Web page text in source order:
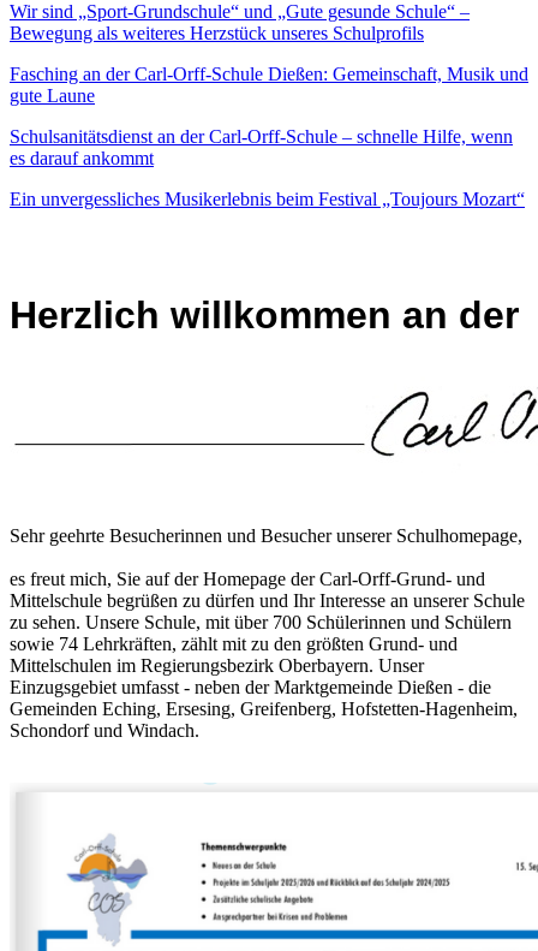
Wir sind „Sport-Grundschule“ und „Gute gesunde Schule“ –
Bewegung als weiteres Herzstück unseres Schulprofils
Fasching an der Carl-Orff-Schule Dießen: Gemeinschaft, Musik und
gute Laune
Schulsanitätsdienst an der Carl-Orff-Schule – schnelle Hilfe, wenn
es darauf ankommt
Ein unvergessliches Musikerlebnis beim Festival „Toujours Mozart“
Herzlich willkommen an der
Sehr geehrte Besucherinnen und Besucher unserer Schulhomepage,
es freut mich, Sie auf der Homepage der Carl-Orff-Grund- und
Mittelschule begrüßen zu dürfen und Ihr Interesse an unserer Schule
zu sehen. Unsere Schule, mit über 700 Schülerinnen und Schülern
sowie 74 Lehrkräften, zählt mit zu den größten Grund- und
Mittelschulen im Regierungsbezirk Oberbayern. Unser
Einzugsgebiet umfasst - neben der Marktgemeinde Dießen - die
Gemeinden Eching, Ersesing, Greifenberg, Hofstetten-Hagenheim,
Schondorf und Windach.